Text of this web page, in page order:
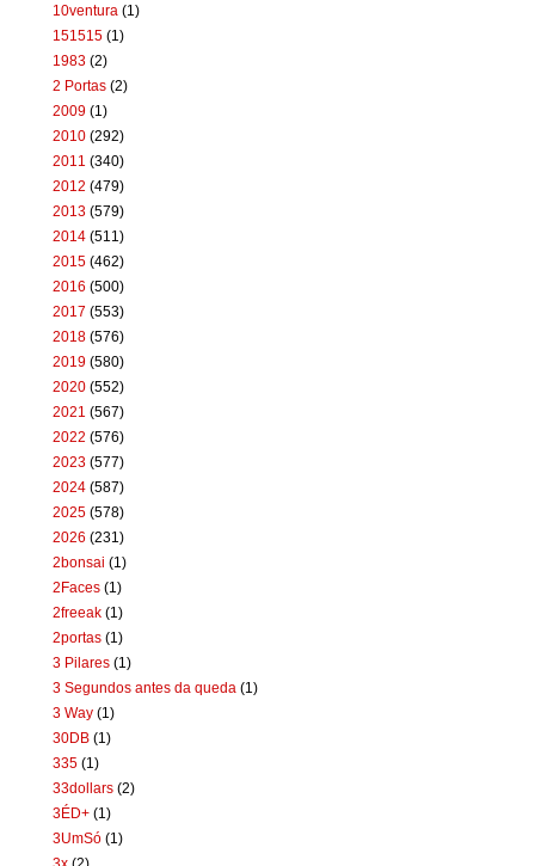
10ventura (1)
151515 (1)
1983 (2)
2 Portas (2)
2009 (1)
2010 (292)
2011 (340)
2012 (479)
2013 (579)
2014 (511)
2015 (462)
2016 (500)
2017 (553)
2018 (576)
2019 (580)
2020 (552)
2021 (567)
2022 (576)
2023 (577)
2024 (587)
2025 (578)
2026 (231)
2bonsai (1)
2Faces (1)
2freeak (1)
2portas (1)
3 Pilares (1)
3 Segundos antes da queda (1)
3 Way (1)
30DB (1)
335 (1)
33dollars (2)
3ÉD+ (1)
3UmSó (1)